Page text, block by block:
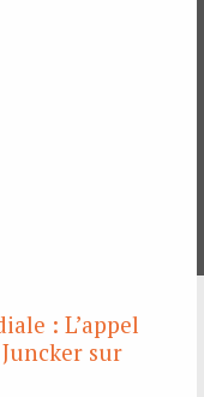
: L’appel
sur